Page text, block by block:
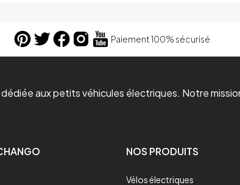
Paiement 100% sécurisé
aux petits véhicules électriques. Notre
NOS PRODUITS
Vélos électriques